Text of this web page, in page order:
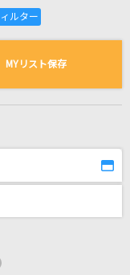
の一覧
MYリスト保存